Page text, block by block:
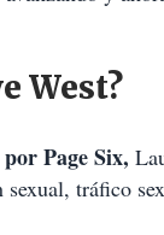
West?
Page Six,
sexual, tráfico